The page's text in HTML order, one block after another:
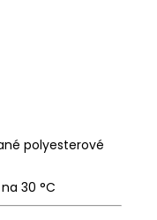
polyesterové
30 °C